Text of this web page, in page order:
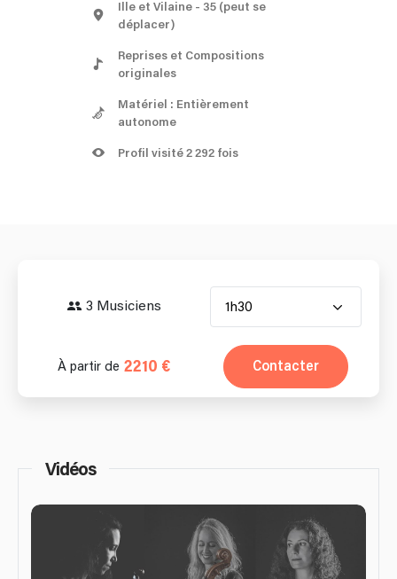
Ille et Vilaine - 35 (peut se
déplacer)
Reprises et Compositions
originales
Matériel : Entièrement
autonome
Profil visité 2 292 fois
3 Musiciens 1h30
À partir de 2210 € Contacter
Vidéos